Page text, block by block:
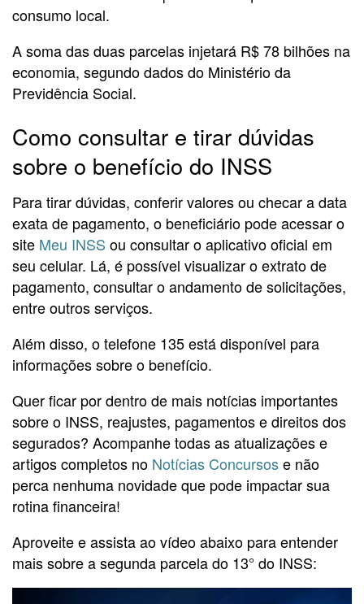
consumo local.
A soma das duas parcelas injetará R$ 78 bilhões na
economia, segundo dados do Ministério da
Previdência Social.
Como consultar e tirar dúvidas
sobre o benefício do INSS
Para tirar dúvidas, conferir valores ou checar a data
exata de pagamento, o beneficiário pode acessar o
site Meu INSS ou consultar o aplicativo oficial em
seu celular. Lá, é possível visualizar o extrato de
pagamento, consultar o andamento de solicitações,
entre outros serviços.
Além disso, o telefone 135 está disponível para
informações sobre o benefício.
Quer ficar por dentro de mais notícias importantes
sobre o INSS, reajustes, pagamentos e direitos dos
segurados? Acompanhe todas as atualizações e
artigos completos no Notícias Concursose não
perca nenhuma novidade que pode impactar sua
rotina financeira!
Aproveite e assista ao vídeo abaixo para entender
mais sobre a segunda parcela do 13° do INSS: